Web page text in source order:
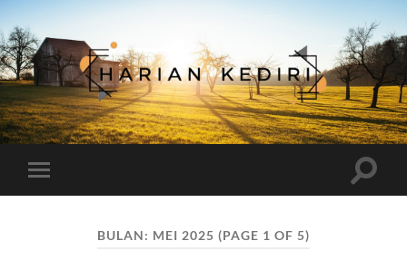
Harian
Kediri
mobile
Toggle
BULAN: MEI 2025 (PAGE 1 OF 5)